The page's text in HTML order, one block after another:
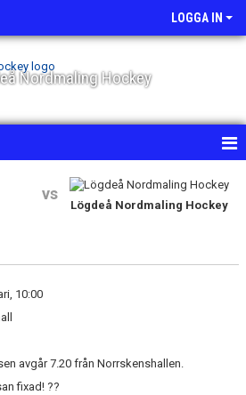
LOGGA IN
Nordmaling Hockey
vs
Lögdeå Nordmaling Hockey
10:00
avgår 7.20 från Norrskenshallen.
fixad! ??